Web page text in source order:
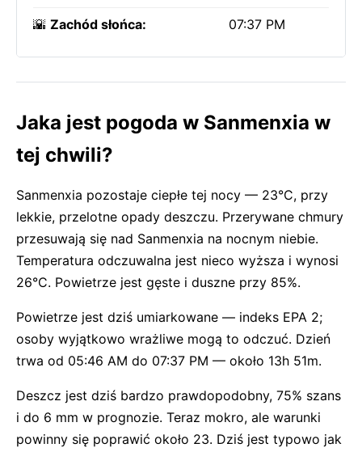
🌇 Zachód słońca: 07:37 PM
Jaka jest pogoda w Sanmenxia w
tej chwili?
Sanmenxia pozostaje ciepłe tej nocy — 23°C, przy
lekkie, przelotne opady deszczu. Przerywane chmury
przesuwają się nad Sanmenxia na nocnym niebie.
Temperatura odczuwalna jest nieco wyższa i wynosi
26°C. Powietrze jest gęste i duszne przy 85%.
Powietrze jest dziś umiarkowane — indeks EPA 2;
osoby wyjątkowo wrażliwe mogą to odczuć. Dzień
trwa od 05:46 AM do 07:37 PM — około 13h 51m.
Deszcz jest dziś bardzo prawdopodobny, 75% szans
i do 6 mm w prognozie. Teraz mokro, ale warunki
powinny się poprawić około 23. Dziś jest typowo jak